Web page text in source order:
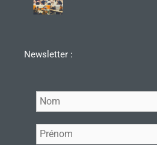
Newsletter :